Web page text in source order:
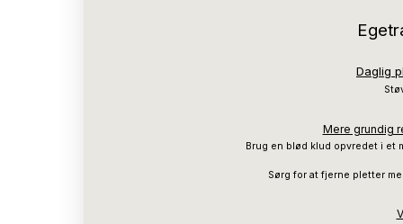
Daglig
Mere grundig
Brug en blød klud opvredet i et
Sørg for at fjerne pletter